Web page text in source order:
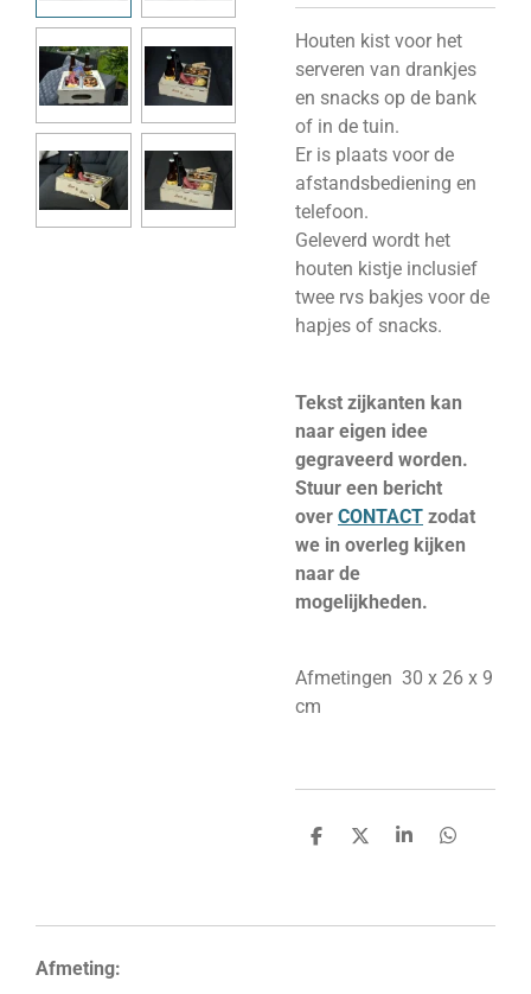
Houten kist voor het
serveren van drankjes
en snacks op de bank
of in de tuin.
Er is plaats voor de
afstandsbediening en
telefoon.
Geleverd wordt het
houten kistje inclusief
twee rvs bakjes voor de
hapjes of snacks.
Tekst zijkanten kan
naar eigen idee
gegraveerd worden.
Stuur een bericht
over CONTACT zodat
we in overleg kijken
naar de
mogelijkheden.
Afmetingen 30 x 26 x 9
cm
D
n
D
S
e
D
n
Afmeting: